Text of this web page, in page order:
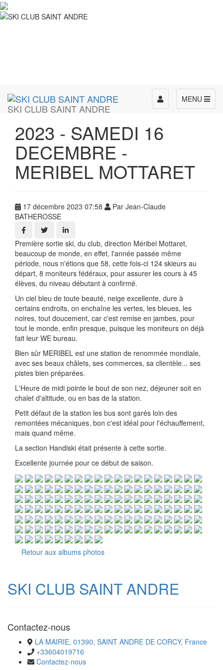
SKI CLUB SAINT ANDRE
MENU
Toggle
navigation
2023 - SAMEDI 16
DECEMBRE -
MERIBEL MOTTARET
17 décembre 2023 07:58
Par Jean-Claude
BATHEROSSE
Première sortie ski, du club, direction Méribel Mottaret,
beaucoup de monde, en effet, l'année passée même
période, nous n'étions que 58, cette fois-ci 124 skieurs au
départ, 8 moniteurs fédéraux, pour assurer les cours à 45
élèves, du niveau débutant à confirmé.
Un ciel bleu de toute beauté, neige excellente, dure à
certains endroits, on enchaîne les vertes, les bleues, les
noires, tout doucement, car c'est remise en jambes, pour
tout le monde, enfin presque, puisque les moniteurs on déjà
fait leur WE bureau.
Bien sûr MERIBEL est une station de renommée mondiale,
avec ses beaux châlets, ses commerces, sa clientèle... ses
pistes bien préparées.
L'Heure de midi pointe le bout de son nez, déjeuner soit en
chalet d'altitude, ou en bas de la station.
Petit défaut de la station les bus sont garés loin des
remontées mécaniques, bon c'est idéal pour l'échauffement,
mais quand même.
La section Handiski était présente à cette sortie.
Excellente journée pour ce début de saison.
Retour aux albums photos
SKI CLUB SAINT ANDRE
Contactez-nous
LA MAIRIE, 01390, SAINT ANDRE DE CORCY, France
+33604019716
Contactez-nous